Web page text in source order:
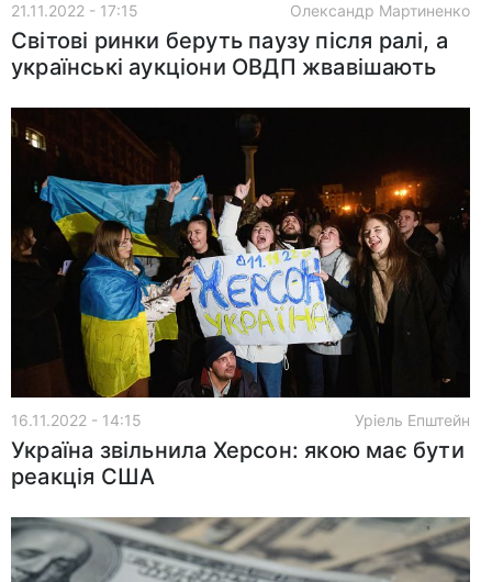
21.11.2022 - 17:15 Олександр Мартиненко
Світові ринки беруть паузу після ралі, а
українські аукціони ОВДП жвавішають
16.11.2022 - 14:15 Уріель Епштейн
Україна звільнила Херсон: якою має бути
реакція США